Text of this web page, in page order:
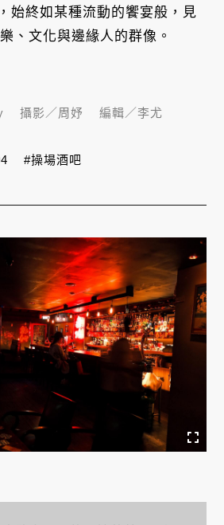
始終如某種流動的饗宴般，見
、文化與邊緣人的群像。
攝影／周妤 編輯／李尤
#操場酒吧